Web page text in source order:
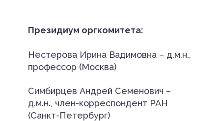
Президиум оргкомитета:
Нестерова Ирина Вадимовна – д.м.н.,
профессор (Москва)
Симбирцев Андрей Семенович –
д.м.н., член-корреспондент РАН
(Санкт-Петербург)